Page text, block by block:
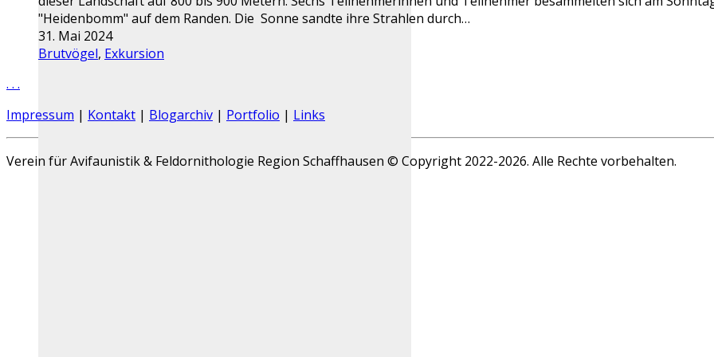
"Heidenbomm" auf dem Randen. Die Sonne sandte ihre Strahlen durch…
31. Mai 2024
Brutvögel, Exkursion
. . .
Impressum | Kontakt | Blogarchiv | Portfolio | Links
Verein für Avifaunistik & Feldornithologie Region Schaffhausen © Copyright 2022-2026. Alle Rechte vorbehalten.